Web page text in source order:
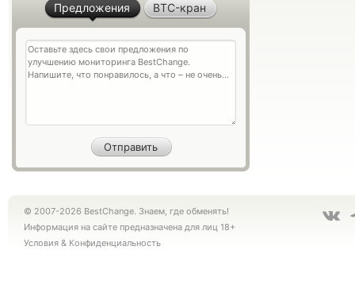
Предложения BTC-кран
© 2007-2026 BestChange. Знаем, где обменять!
Информация на сайте предназначена для лиц 18+
Условия & Конфиденциальность